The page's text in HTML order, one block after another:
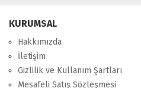
KURUMSAL
Hakkımızda
İletişim
Gizlilik ve Kullanım Şartları
Mesafeli Satış Sözleşmesi